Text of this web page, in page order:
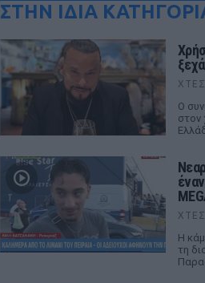
ΣΤΗΝ ΙΔΙΑ
ΧΤΕΣ
Ο
στον
ΧΤΕΣ
Η
τη